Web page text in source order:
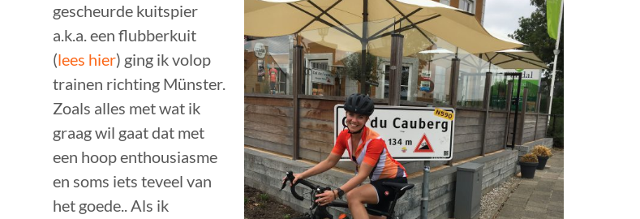
gescheurde kuitspier
a.k.a. een flubberkuit
(lees hier) ging ik volop
trainen richting Münster.
Zoals alles met wat ik
graag wil gaat dat met
een hoop enthousiasme
en soms iets teveel van
het goede.. Als ik